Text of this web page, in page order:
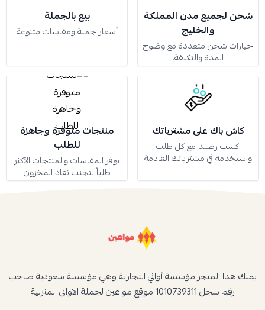
شحن لجميع مدن المملكة
والخليج
خيارات شحن متعددة مع وضوح
المدة والتكلفة.
بيع بالجملة
أسعار جملة ومقاسات متنوعة
كاش باك على مشترياتك
اكسب رصيد مع كل طلب
واستخدمه في مشترياتك القادمة
منتجات متوفرة وجاهزة
للطلب
نوفر المقاسات والمنتجات الأكثر
طلباً لتجنب نفاد المخزون
يملك هذا المتجر مؤسسة أواني التجارية وهي مؤسسة سعودية صاحب
رقم سجل 1010739311 موقع مواعين لجملة الاواني المنزلية